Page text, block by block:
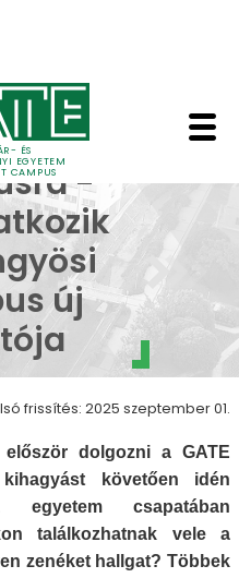
ÉS
EGYETEM
CAMPUS
-
a
-
új
frissítés: 2025 szeptember 01.
dolgozni a GATE
követően idén
csapatában
találkozhatnak vele a
zenéket hallgat? Többek